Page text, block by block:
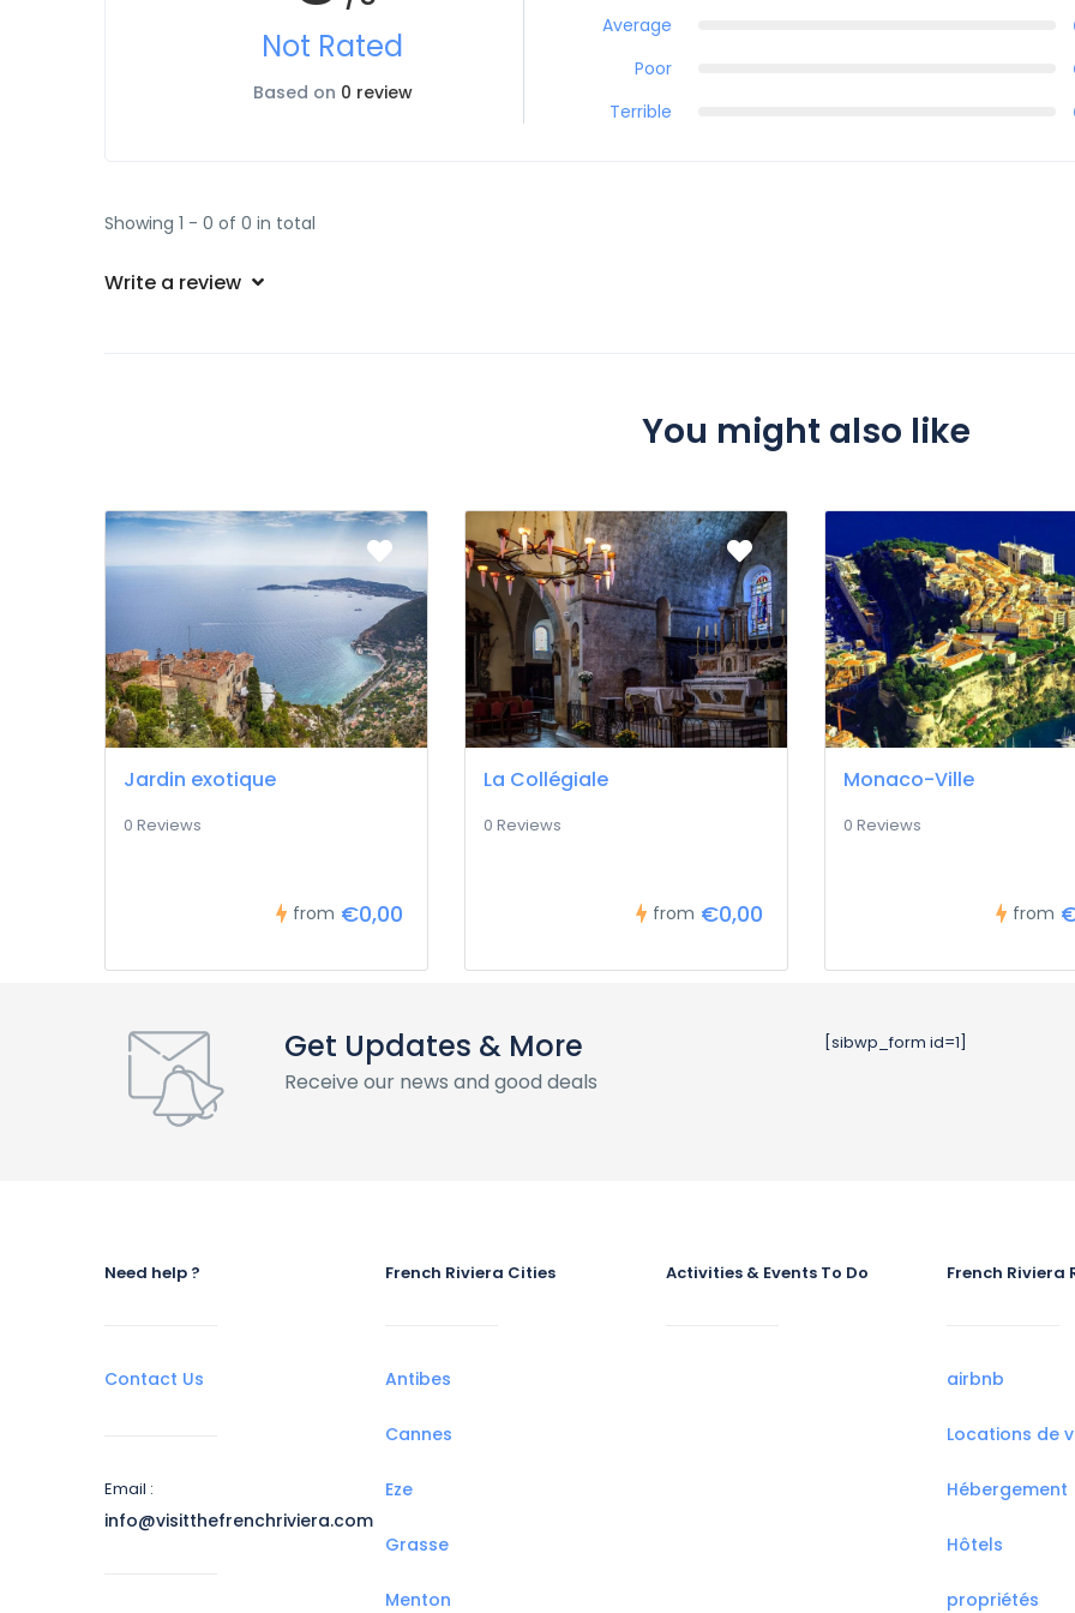
Not Rated
Based on 0 review
Average
Poor
Terrible
Showing 1 - 0 of 0 in total
Write a review
You might also like
Jardin exotique
0 Reviews
from €0,00
La Collégiale
0 Reviews
from €0,00
Monaco-Ville
0 Reviews
from
Get Updates & More
Receive our news and good deals
[sibwp_form id=1]
Need help ?
Contact Us
Email :
info@visitthefrenchriviera.com
French Riviera Cities
Antibes
Cannes
Eze
Grasse
Menton
Activities & Events To Do French Riviera
airbnb
Locations de
Hébergement
Hôtels
propriétés